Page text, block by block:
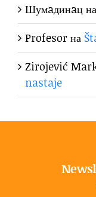
Шумaдинaцна
Profesorна
Zirojević
nastaje